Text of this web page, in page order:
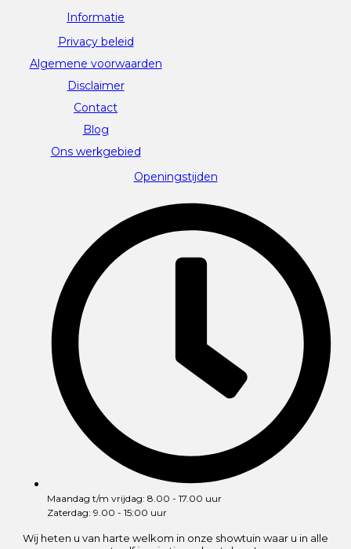
Informatie
Privacy beleid
Algemene voorwaarden
Disclaimer
Contact
Blog
Ons werkgebied
Openingstijden
Maandag t/m vrijdag: 8.00 - 17.00 uur
Zaterdag: 9.00 - 15:00 uur
Wij heten u van harte welkom in onze showtuin waar u in alle